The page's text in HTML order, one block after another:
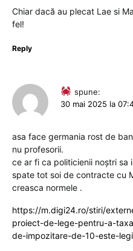
Chiar dacă au plecat Lae si
fel!
Reply
spune:
30 mai 2025 la
asa face germania rost de
nu profesorii.
ce ar fi ca politicienii noștri sa
spate tot soi de contracte cu
creasca normele .
https://m.digi24.ro/stiri/
proiect-de-lege-pentru-a-
de-impozitare-de-10-este-